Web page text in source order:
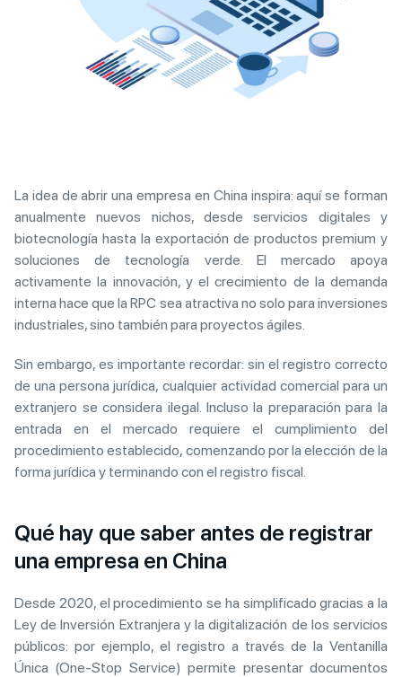
La idea de abrir una empresa en China inspira: aquí se forman
anualmente nuevos nichos, desde servicios digitales y
biotecnología hasta la exportación de productos premium y
soluciones de tecnología verde. El mercado apoya
activamente la innovación, y el crecimiento de la demanda
interna hace que la RPC sea atractiva no solo para inversiones
industriales, sino también para proyectos ágiles.
Sin embargo, es importante recordar: sin el registro correcto
de una persona jurídica, cualquier actividad comercial para un
extranjero se considera ilegal. Incluso la preparación para la
entrada en el mercado requiere el cumplimiento del
procedimiento establecido, comenzando por la elección de la
forma jurídica y terminando con el registro fiscal.
Qué hay que saber antes de registrar
una empresa en China
Desde 2020, el procedimiento se ha simplificado gracias a la
Ley de Inversión Extranjera y la digitalización de los servicios
públicos: por ejemplo, el registro a través de la Ventanilla
Única (One-Stop Service) permite presentar documentos